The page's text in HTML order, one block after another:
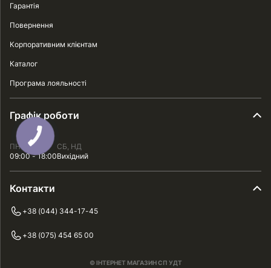
Гарантія
Повернення
Корпоративним клієнтам
Каталог
Програма лояльності
Графік роботи
ПН - ПТ
09:00 - 18:00
СБ, НД
Вихідний
Контакти
+38 (044) 344-17-45
+38 (075) 454 65 00
© ІНТЕРНЕТ МАГАЗИН СП УДТ